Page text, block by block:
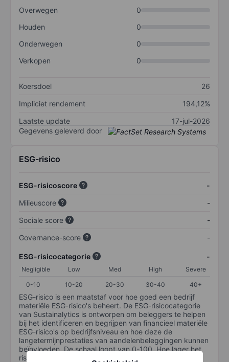
Overwegen
0
Houden
0
Onderwegen
0
Verkopen
0
Koersdoel
26
Impliciet rendement
194,12%
Laatste update
17-jul-2026
Gegevens geleverd door
ESG-risico
ESG-risicoscore
-
Milieuscore
-
Sociale score
-
Governance-score
-
ESG-risicocategorie -
Negligible Low Med High
Severe
0-10
10-20 20-30 30-40 40+
ESG-risico is een maatstaf voor hoe goed een bedrijf
materiële ESG-risico's beheert. De ESG-risicocategorie
van Sustainalytics is ontworpen om beleggers te helpen
bij het identificeren en begrijpen van financieel materiële
ESG-risico's op bedrijfsniveau en hoe deze de
langetermijnprestaties van aandelenbeleggingen kunnen
beïnvloeden. De schaal loopt van 0-100. Hoe lager het
risico, hoe beter (0 staat voor geen risico en 100 voor